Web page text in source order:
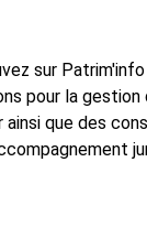
sur
pour la gestion
ainsi que des